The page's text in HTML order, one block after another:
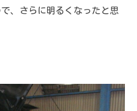
、さらに明るくなったと思